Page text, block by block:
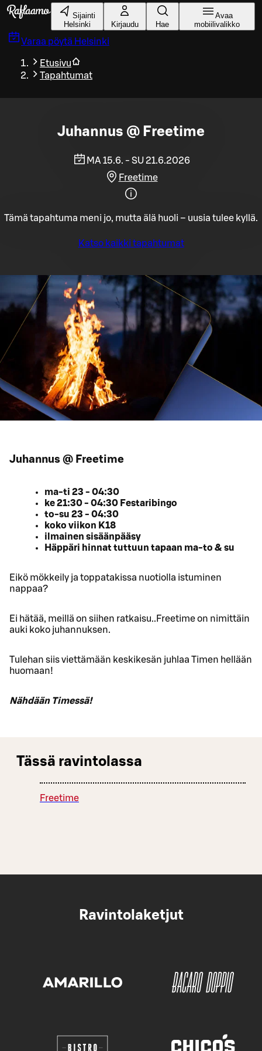
Siirry pääsisältöön
Sijainti
Helsinki
Kirjaudu Hae
Avaa
mobiilivalikko
Varaa pöytä Helsinki
Etusivu
Tapahtumat
Juhannus @ Freetime
MA 15.6. - SU 21.6.2026
Freetime
Tämä tapahtuma meni jo, mutta älä huoli – uusia tulee kyllä.
Katso kaikki tapahtumat
Juhannus @ Freetime
ma-ti 23 - 04:30
ke 21:30 - 04:30 Festaribingo
to-su 23 - 04:30
koko viikon K18
ilmainen sisäänpääsy
Häppäri hinnat tuttuun tapaan ma-to & su
Eikö mökkeily ja toppatakissa nuotiolla istuminen
nappaa?
Ei hätää, meillä on siihen ratkaisu..Freetime on nimittäin
auki koko juhannuksen.
Tulehan siis viettämään keskikesän juhlaa Timen hellään
huomaan!
Nähdään Timessä!
Tässä ravintolassa
Freetime
Ravintolaketjut